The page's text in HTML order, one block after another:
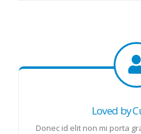
Loved by
Donec id elit non mi porta